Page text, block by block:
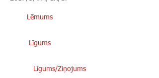
Lēmums
Līgums
Līgums/Ziņojums